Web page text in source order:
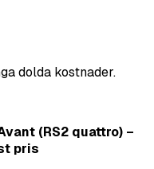
dolda kostnader.
(RS2 quattro) –
pris